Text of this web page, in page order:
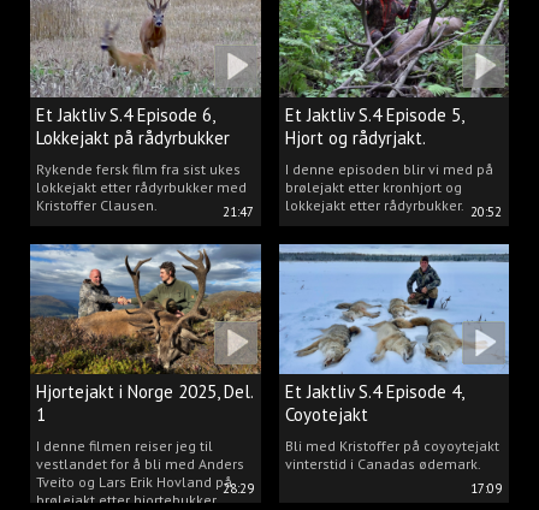
21:47
Et Jaktliv S.4 Episode 6,
Lokkejakt på rådyrbukker
2025 Del.1
Rykende fersk film fra sist ukes
lokkejakt etter rådyrbukker med
Kristoffer Clausen.
20:52
Et Jaktliv S.4 Episode 5,
Hjort og rådyrjakt.
I denne episoden blir vi med på
brølejakt etter kronhjort og
lokkejakt etter rådyrbukker.
28:29
Hjortejakt i Norge 2025, Del.
1
I denne filmen reiser jeg til
vestlandet for å bli med Anders
Tveito og Lars Erik Hovland på
brølejakt etter hjortebukker.
17:09
Et Jaktliv S.4 Episode 4,
Coyotejakt
Bli med Kristoffer på coyoytejakt
vinterstid i Canadas ødemark.